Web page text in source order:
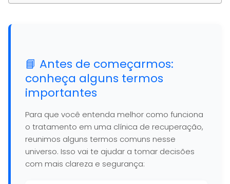
📘 Antes de começarmos:
conheça alguns termos
importantes
Para que você entenda melhor como funciona
o tratamento em uma clínica de recuperação,
reunimos alguns termos comuns nesse
universo. Isso vai te ajudar a tomar decisões
com mais clareza e segurança: